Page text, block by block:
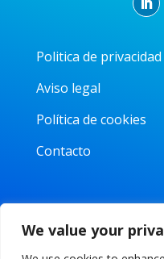
We value your
Politica de privacidad
Aviso legal
Política de cookies
Contacto
Av. Gregorio Peces-
28919 Leganés, Madrid